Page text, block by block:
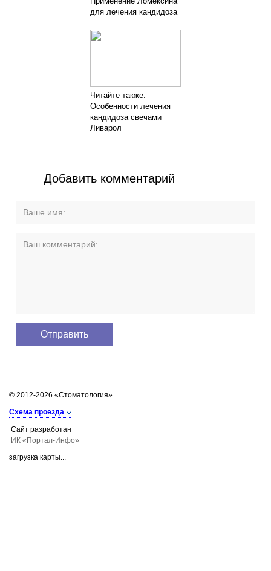
для лечения кандидоза
Читайте также:
Особенности лечения
кандидоза свечами
Ливарол
Добавить комментарий
© 2012-2026 «Стоматология»
Схема проезда
Сайт разработан
ИК «Портал-Инфо»
загрузка карты...